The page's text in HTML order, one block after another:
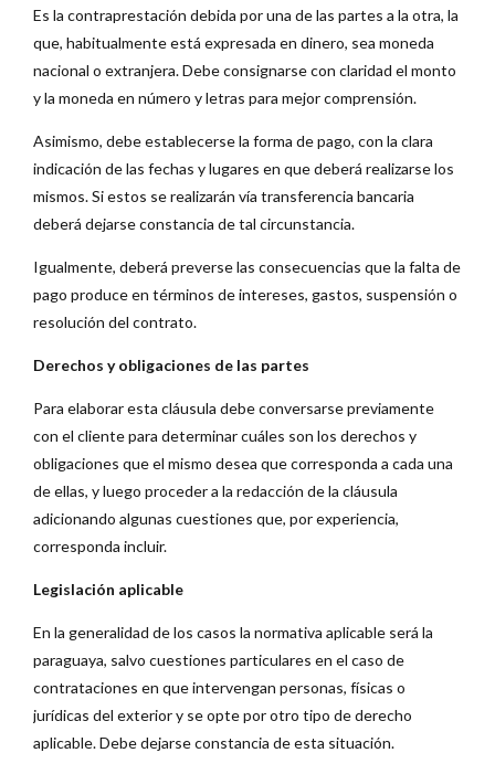
Es la contraprestación debida por una de las partes a la otra, la
que, habitualmente está expresada en dinero, sea moneda
nacional o extranjera. Debe consignarse con claridad el monto
y la moneda en número y letras para mejor comprensión.
Asimismo, debe establecerse la forma de pago, con la clara
indicación de las fechas y lugares en que deberá realizarse los
mismos. Si estos se realizarán vía transferencia bancaria
deberá dejarse constancia de tal circunstancia.
Igualmente, deberá preverse las consecuencias que la falta de
pago produce en términos de intereses, gastos, suspensión o
resolución del contrato.
Derechos y obligaciones de las partes
Para elaborar esta cláusula debe conversarse previamente
con el cliente para determinar cuáles son los derechos y
obligaciones que el mismo desea que corresponda a cada una
de ellas, y luego proceder a la redacción de la cláusula
adicionando algunas cuestiones que, por experiencia,
corresponda incluir.
Legislación aplicable
En la generalidad de los casos la normativa aplicable será la
paraguaya, salvo cuestiones particulares en el caso de
contrataciones en que intervengan personas, físicas o
jurídicas del exterior y se opte por otro tipo de derecho
aplicable. Debe dejarse constancia de esta situación.